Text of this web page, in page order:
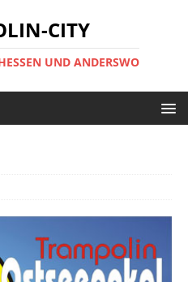
CITY
UND ANDERSWO